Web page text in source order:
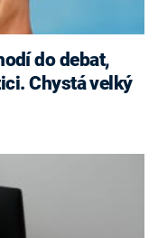
do debat,
Chystá velký